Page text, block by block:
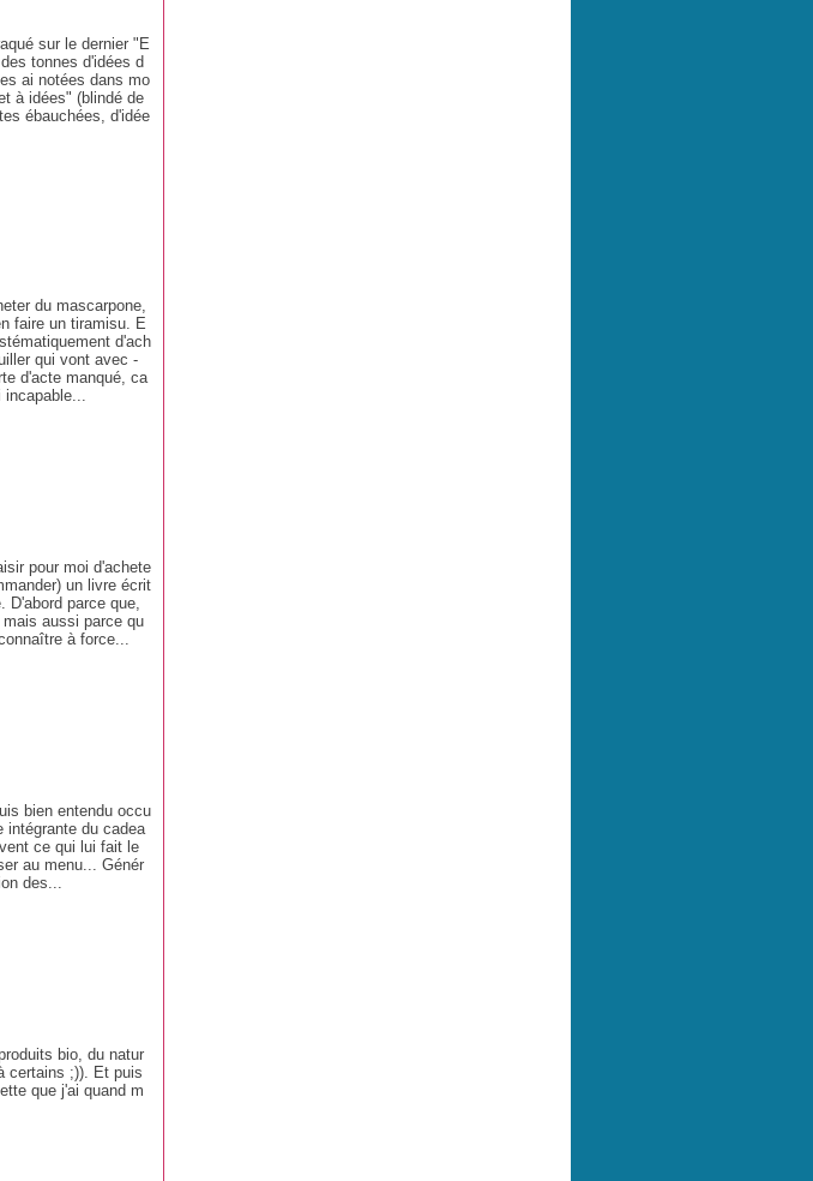
sur le dernier "E
tonnes d'idées d
ai notées dans mo
à idées" (blindé de
ébauchées, d'idée
du mascarpone,
faire un tiramisu. E
d'ach
qui vont avec -
d'acte manqué, ca
incapable...
pour moi d'achete
un livre écrit
D'abord parce que,
aussi parce qu
à force...
bien entendu occu
intégrante du cadea
ce qui lui fait le
au menu... Génér
des...
bio, du natur
certains ;)). Et puis
que j'ai quand m